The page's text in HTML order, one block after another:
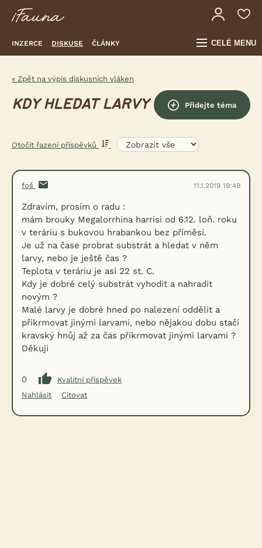
INZERCE DISKUSE ČLÁNKY CELÉ MENU
« Zpět na výpis diskusních vláken
KDY HLEDAT LARVY Přidejte téma
Otočit řazení příspěvků
foš 11.1.2019 19:49
Zdravím, prosím o radu :
mám brouky Megalorrhina harrisi od 6.12. loň. roku
v teráriu s bukovou hrabankou bez příměsí.
Je už na čase probrat substrát a hledat v něm
larvy, nebo je ještě čas ?
Teplota v teráriu je asi 22 st. C.
Kdy je dobré celý substrát vyhodit a nahradit
novým ?
Malé larvy je dobré hned po nalezení oddělit a
přikrmovat jinými larvami, nebo nějakou dobu stačí
kravský hnůj až za čas přikrmovat jinými larvami ?
Děkuji
0
Kvalitní příspěvek
Nahlásit
Citovat